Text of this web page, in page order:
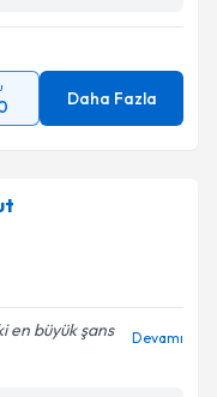
Daha Fazla
en büyük şans
Devamı